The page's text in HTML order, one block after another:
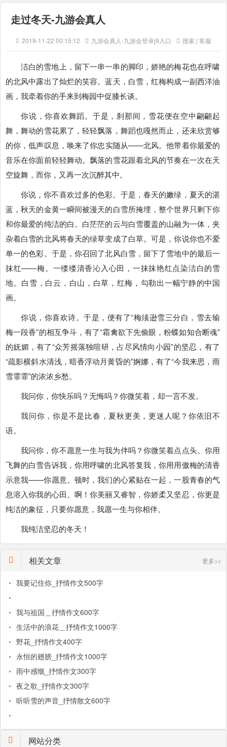
走过冬天-九游会真人
2019-11-22 00:15:12 九游会真人-九游会登录j9入口 搜索 | 客服
洁白的雪地上，留下一串一串的脚印，娇艳的梅花也在呼啸
的北风中露出了灿烂的笑容。蓝天，白雪，红梅构成一副西洋油
画，我牵着你的手来到梅园中促膝长谈。
你说，你喜欢舞蹈。于是，刹那间，雪花便在空中翩翩起
舞，舞动的雪花累了，轻轻飘落，舞蹈也嘎然而止，还未欣赏够
的你，低声叹息，唤来了你忠实随从——北风。他带着你最爱的
音乐在你面前轻轻舞动。飘落的雪花跟着北风的节奏在一次在天
空旋舞，而你，又再一次沉醉其中。
你说，你不喜欢过多的色彩。于是，春天的嫩绿，夏天的湛
蓝，秋天的金黄一瞬间被漫天的白雪所掩埋，整个世界只剩下你
和你最爱的纯洁的白。白茫茫的云与白雪覆盖的山融为一体，夹
杂着白雪的北风将春天的绿草变成了白草。可是，你说你也不爱
单一的色彩。于是，你召回了北风白雪，留下了雪地中的最后一
抹红——梅。一缕缕清香沁入心田，一抹抹艳红点染洁白的雪
地。白雪，白云，白山，白草，红梅，勾勒出一幅宁静的中国
画。
你说，你喜欢诗。于是，便有了“梅须逊雪三分白，雪去输
梅一段香”的相互争斗，有了“霜禽欲下先偷眼，粉蝶如知合断魂”
的妩媚，有了“众芳摇落独喧研，占尽风情向小园”的坚忍，有了
“疏影横斜水清浅，暗香浮动月黄昏的”婀娜，有了“今我来思，雨
雪霏霏”的浓浓乡愁。
我问你，你快乐吗？无悔吗？你微笑着，却一言不发。
我问你，你是不是比春，夏秋更美，更迷人呢？你依旧不
语。
我问你，你不愿意一生与我为伴吗？你微笑着点点头。你用
飞舞的白雪告诉我，你用呼啸的北风答复我，你用用傲梅的清香
示意我——你愿意。顿时，我们的心紧贴在一起，一股青春的气
息溶入你我的心田。啊！你美丽又睿智，你娇柔又坚忍，你更是
纯洁的象征，只要你愿意，我愿一生与你相伴。
我纯洁坚忍的冬天！
相关文章 更多>>
• 我要记住你_抒情作文500字
•
• 我与祖国＿抒情作文600字
• 生活中的浪花＿抒情作文1000字
• 野花_抒情作文400字
• 永恒的翅膀_抒情作文1000字
• 雨中感慨_抒情作文300字
• 夜之歌_抒情作文300字
• 听听雪的声音_抒情散文600字
•
网站分类